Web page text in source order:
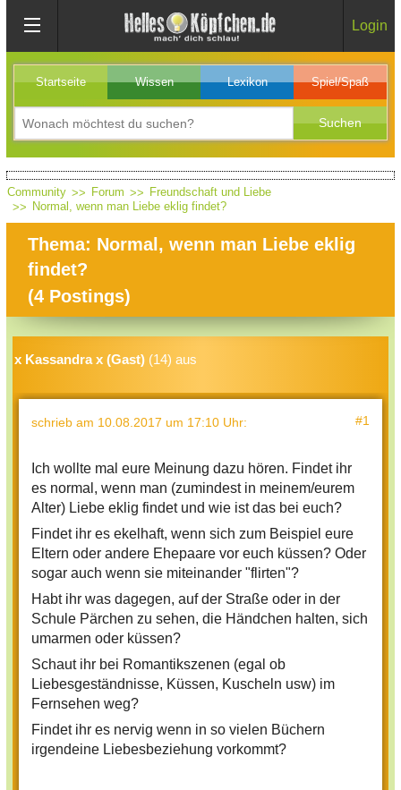
Login
Startseite Wissen Lexikon Spiel/Spaß
Community Forum
Freundschaft und Liebe
Normal, wenn man Liebe eklig findet?
Thema: Normal, wenn man Liebe eklig
findet?
(4 Postings)
x Kassandra x (Gast) (14) aus
schrieb am 10.08.2017 um 17:10 Uhr: #1
Ich wollte mal eure Meinung dazu hören. Findet ihr
es normal, wenn man (zumindest in meinem/eurem
Alter) Liebe eklig findet und wie ist das bei euch?
Findet ihr es ekelhaft, wenn sich zum Beispiel eure
Eltern oder andere Ehepaare vor euch küssen? Oder
sogar auch wenn sie miteinander "flirten"?
Habt ihr was dagegen, auf der Straße oder in der
Schule Pärchen zu sehen, die Händchen halten, sich
umarmen oder küssen?
Schaut ihr bei Romantikszenen (egal ob
Liebesgeständnisse, Küssen, Kuscheln usw) im
Fernsehen weg?
Findet ihr es nervig wenn in so vielen Büchern
irgendeine Liebesbeziehung vorkommt?